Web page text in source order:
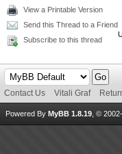
View a Printable Version
Send this Thread to a Friend
Subscribe to this thread
Contact Us Vitali Graf
Powered By MyBB 1.8.19 , ©